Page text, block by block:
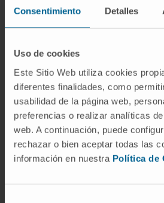
Consentimiento Detalles
Uso de cookies
Este Sitio Web utiliza cookies
diferentes finalidades, como
usabilidad de la página web,
preferencias o realizar analíticas
web. A continuación, puede
rechazar o bien aceptar todas las
información en nuestra Política de
La distinción entre atención
James en 1890.
¿Es lo mismo
atención selectiva?
No. Laatención selectiva
capacidad de filtrar unos
otros, mientras que "activa"
atención selectiva se ejerza